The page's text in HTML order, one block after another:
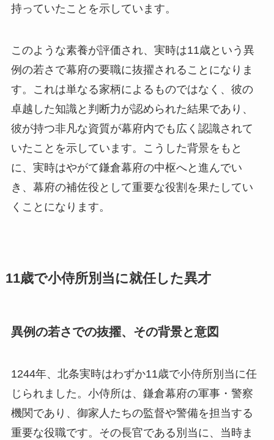
持っていたことを示しています。
このような素養が評価され、実時は11歳という異
例の若さで幕府の要職に抜擢されることになりま
す。これは単なる家柄によるものではなく、彼の
卓越した知識と判断力が認められた結果であり、
彼が持つ非凡な資質が幕府内でも広く認識されて
いたことを示しています。こうした背景をもと
に、実時はやがて鎌倉幕府の中枢へと進んでい
き、幕府の補佐役として重要な役割を果たしてい
くことになります。
11歳で小侍所別当に就任した異才
異例の若さでの抜擢、その背景と意図
1244年、北条実時はわずか11歳で小侍所別当に任
じられました。小侍所は、鎌倉幕府の軍事・警察
機関であり、御家人たちの監督や警備を担当する
重要な役職です。その長官である別当に、当時ま